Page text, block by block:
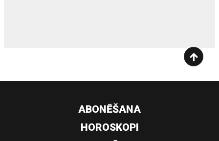
ABONĒŠANA
HOROSKOPI